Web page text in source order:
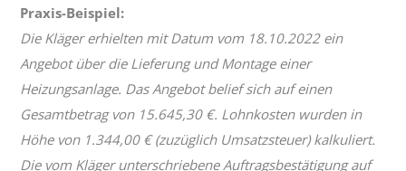
Praxis-Beispiel:
Die Kläger erhielten mit Datum vom 18.10.2022 ein
Angebot über die Lieferung und Montage einer
Heizungsanlage. Das Angebot belief sich auf einen
Gesamtbetrag von 15.645,30 €. Lohnkosten wurden in
Höhe von 1.344,00 € (zuzüglich Umsatzsteuer) kalkuliert.
Die vom Kläger unterschriebene Auftragsbestätigung auf